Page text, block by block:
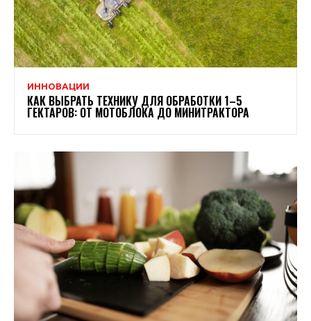
ИННОВАЦИИ
КАК ВЫБРАТЬ ТЕХНИКУ ДЛЯ ОБРАБОТКИ 1–5
ГЕКТАРОВ: ОТ МОТОБЛОКА ДО МИНИТРАКТОРА